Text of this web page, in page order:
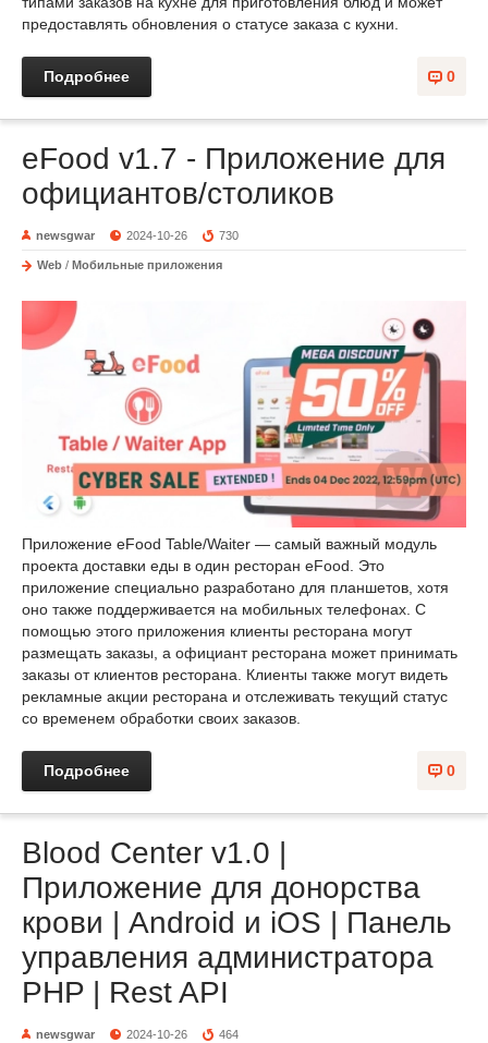
предоставлять обновления о статусе заказа с кухни.
0
Подробнее
eFood v1.7 - Приложение для
официантов/столиков
newsgwar 2024-10-26 730
Web / Мобильные приложения
Приложение eFood Table/Waiter — самый важный модуль
проекта доставки еды в один ресторан eFood. Это
приложение специально разработано для планшетов, хотя
оно также поддерживается на мобильных телефонах. С
помощью этого приложения клиенты ресторана могут
размещать заказы, а официант ресторана может принимать
заказы от клиентов ресторана. Клиенты также могут видеть
рекламные акции ресторана и отслеживать текущий статус
со временем обработки своих заказов.
0
Подробнее
Blood Center v1.0 |
Приложение для донорства
крови | Android и iOS | Панель
управления администратора
PHP | Rest API
newsgwar 2024-10-26 464